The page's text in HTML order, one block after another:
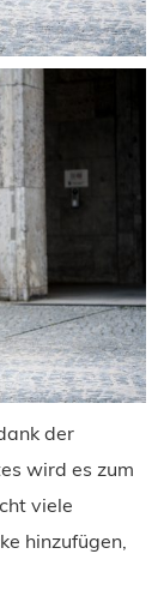
der
wird es zum
viele
hinzufügen,